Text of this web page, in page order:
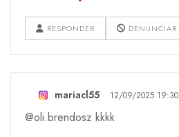
RESPONDER DENUNCIAR
mariacl55 12/09/2025 19:30
@oli.brendosz kkkk